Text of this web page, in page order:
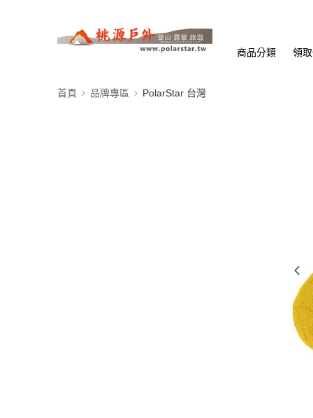
商品分類 領
首頁 品牌專區 PolarStar 台灣